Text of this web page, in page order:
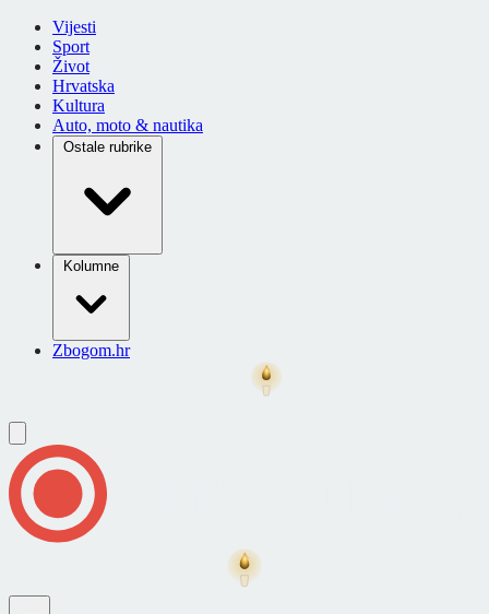
Vijesti
Sport
Život
Hrvatska
Kultura
Auto, moto & nautika
Ostale rubrike
Kolumne
Zbogom.hr